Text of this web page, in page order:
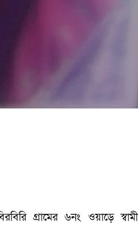
গ্রামের ৬নং ওয়াড়ে